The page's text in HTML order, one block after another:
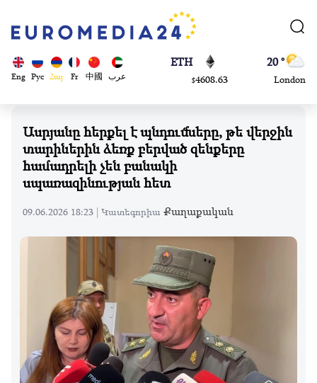
Eng Рус Հայ Fr 中國 عرب
ADA
ETH
$4608.63
20 °
London
23 °
Ասրյանը հերքել է պնդումները, թե վերջին
տարիներին ձեռք բերված զենքերը
համադրելի չեն բանակի
սպառազինության հետ
09.06.2026 18:23 | Կատեգորիա Քաղաքական